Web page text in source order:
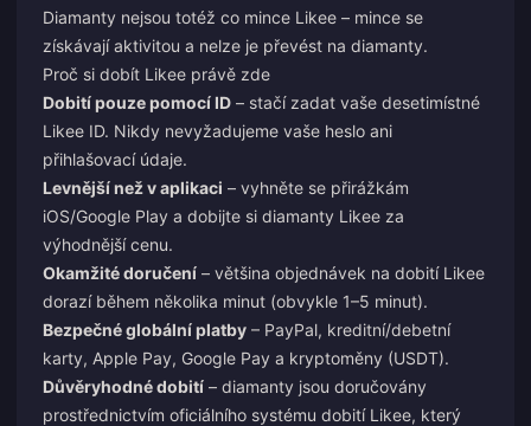
Diamanty nejsou totéž co mince Likee – mince se
získávají aktivitou a nelze je převést na diamanty.
Proč si dobít Likee právě zde
Dobití pouze pomocí ID – stačí zadat vaše desetimístné
Likee ID. Nikdy nevyžadujeme vaše heslo ani
přihlašovací údaje.
Levnější než v aplikaci – vyhněte se přirážkám
iOS/Google Play a dobijte si diamanty Likee za
výhodnější cenu.
Okamžité doručení – většina objednávek na dobití Likee
dorazí během několika minut (obvykle 1–5 minut).
Bezpečné globální platby – PayPal, kreditní/debetní
karty, Apple Pay, Google Pay a kryptoměny (USDT).
Důvěryhodné dobití – diamanty jsou doručovány
prostřednictvím oficiálního systému dobití Likee, který